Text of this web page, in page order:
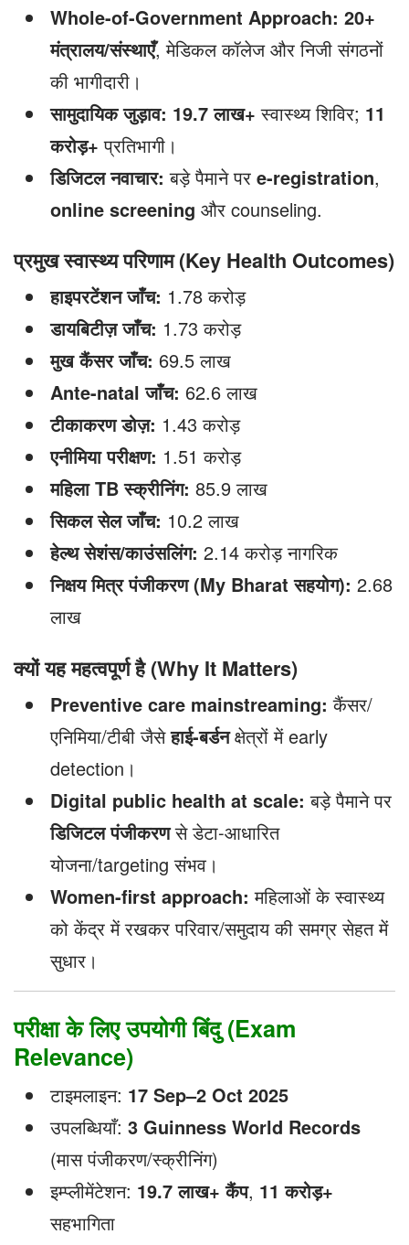
Whole-of-Government Approach: 20+
मंत्रालय/संस्थाएँ, मेडिकल कॉलेज और निजी संगठनों
की भागीदारी।
सामुदायिक जुड़ाव: 19.7 लाख+ स्वास्थ्य शिविर; 11
करोड़+ प्रतिभागी।
डिजिटल नवाचार: बड़े पैमाने पर e-registration,
online screening और counseling.
प्रमुख स्वास्थ्य परिणाम (Key Health Outcomes)
हाइपरटेंशन जाँच: 1.78 करोड़
डायबिटीज़ जाँच: 1.73 करोड़
मुख कैंसर जाँच: 69.5 लाख
Ante-natal जाँच: 62.6 लाख
टीकाकरण डोज़: 1.43 करोड़
एनीमिया परीक्षण: 1.51 करोड़
महिला TB स्क्रीनिंग: 85.9 लाख
सिकल सेल जाँच: 10.2 लाख
हेल्थ सेशंस/काउंसलिंग: 2.14 करोड़ नागरिक
निक्षय मित्र पंजीकरण (My Bharat सहयोग): 2.68
लाख
क्यों यह महत्वपूर्ण है (Why It Matters)
Preventive care mainstreaming: कैंसर/
एनिमिया/टीबी जैसेहाई-बर्डनक्षेत्रों में early
detection।
Digital public health at scale: बड़े पैमाने पर
डिजिटल पंजीकरणसे डेटा-आधारित
योजना/targeting संभव।
Women-first approach: महिलाओं के स्वास्थ्य
को केंद्र में रखकर परिवार/समुदाय की समग्र सेहत में
सुधार।
परीक्षा के लिए उपयोगी बिंदु (Exam
Relevance)
टाइमलाइन: 17 Sep–2 Oct 2025
उपलब्धियाँ: 3 Guinness World Records
(मास पंजीकरण/स्क्रीनिंग)
इम्प्लीमेंटेशन: 19.7 लाख+ कैंप, 11 करोड़+
सहभागिता